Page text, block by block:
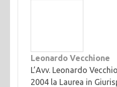
Leonardo Vecchione
L’Avv. Leonardo
2004 la Laurea in